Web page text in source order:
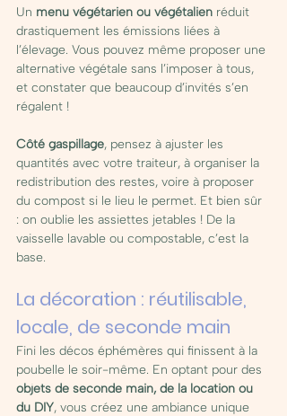
Un menu végétarien ou végétalien réduit
drastiquement les émissions liées à
l’élevage. Vous pouvez même proposer une
alternative végétale sans l’imposer à tous,
et constater que beaucoup d’invités s’en
régalent !
Côté gaspillage, pensez à ajuster les
quantités avec votre traiteur, à organiser la
redistribution des restes, voire à proposer
du compost si le lieu le permet. Et bien sûr
: on oublie les assiettes jetables ! De la
vaisselle lavable ou compostable, c’est la
base.
La décoration : réutilisable,
locale, de seconde main
Fini les décos éphémères qui finissent à la
poubelle le soir-même. En optant pour des
objets de seconde main, de la location ou
du DIY, vous créez une ambiance unique